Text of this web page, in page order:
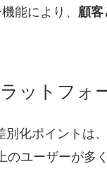
能により、 顧
ットフォ
化ポイントは、
ユーザーが多く